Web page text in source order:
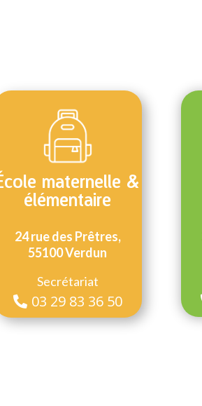
maternelle &
élémentaire
24 rue des Prêtres,
55100 Verdun
Secrétariat
03 29 83 36 50